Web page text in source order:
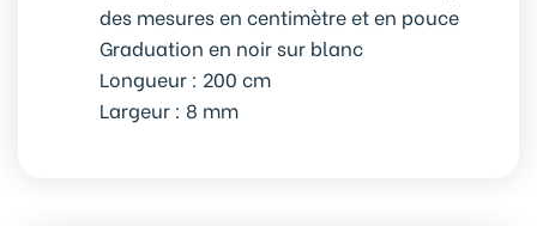
des mesures en centimètre et en pouce
Graduation en noir sur blanc
Longueur : 200 cm
Largeur : 8 mm